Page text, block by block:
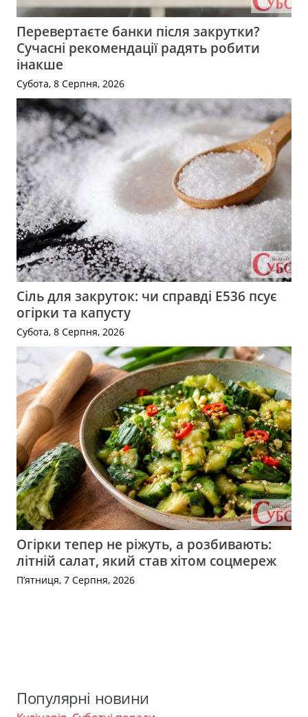
Перевертаєте банки після закрутки?
Сучасні рекомендації радять робити
інакше
Субота, 8 Серпня, 2026
Сіль для закруток: чи справді Е536 псує
огірки та капусту
Субота, 8 Серпня, 2026
Огірки тепер не ріжуть, а розбивають:
літній салат, який став хітом соцмереж
П’ятниця, 7 Серпня, 2026
Популярні новини